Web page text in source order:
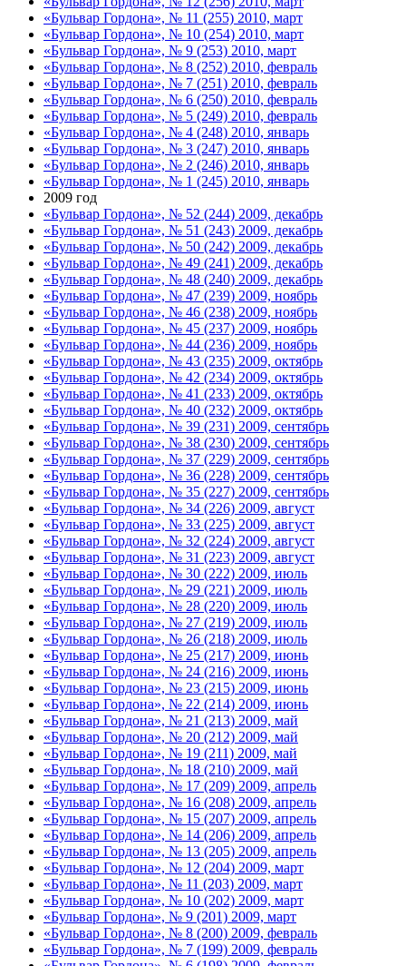
«Бульвар Гордона», № 11 (255) 2010, март
«Бульвар Гордона», № 10 (254) 2010, март
«Бульвар Гордона», № 9 (253) 2010, март
«Бульвар Гордона», № 8 (252) 2010, февраль
«Бульвар Гордона», № 7 (251) 2010, февраль
«Бульвар Гордона», № 6 (250) 2010, февраль
«Бульвар Гордона», № 5 (249) 2010, февраль
«Бульвар Гордона», № 4 (248) 2010, январь
«Бульвар Гордона», № 3 (247) 2010, январь
«Бульвар Гордона», № 2 (246) 2010, январь
«Бульвар Гордона», № 1 (245) 2010, январь
2009 год
«Бульвар Гордона», № 52 (244) 2009, декабрь
«Бульвар Гордона», № 51 (243) 2009, декабрь
«Бульвар Гордона», № 50 (242) 2009, декабрь
«Бульвар Гордона», № 49 (241) 2009, декабрь
«Бульвар Гордона», № 48 (240) 2009, декабрь
«Бульвар Гордона», № 47 (239) 2009, ноябрь
«Бульвар Гордона», № 46 (238) 2009, ноябрь
«Бульвар Гордона», № 45 (237) 2009, ноябрь
«Бульвар Гордона», № 44 (236) 2009, ноябрь
«Бульвар Гордона», № 43 (235) 2009, октябрь
«Бульвар Гордона», № 42 (234) 2009, октябрь
«Бульвар Гордона», № 41 (233) 2009, октябрь
«Бульвар Гордона», № 40 (232) 2009, октябрь
«Бульвар Гордона», № 39 (231) 2009, сентябрь
«Бульвар Гордона», № 38 (230) 2009, сентябрь
«Бульвар Гордона», № 37 (229) 2009, сентябрь
«Бульвар Гордона», № 36 (228) 2009, сентябрь
«Бульвар Гордона», № 35 (227) 2009, сентябрь
«Бульвар Гордона», № 34 (226) 2009, август
«Бульвар Гордона», № 33 (225) 2009, август
«Бульвар Гордона», № 32 (224) 2009, август
«Бульвар Гордона», № 31 (223) 2009, август
«Бульвар Гордона», № 30 (222) 2009, июль
«Бульвар Гордона», № 29 (221) 2009, июль
«Бульвар Гордона», № 28 (220) 2009, июль
«Бульвар Гордона», № 27 (219) 2009, июль
«Бульвар Гордона», № 26 (218) 2009, июль
«Бульвар Гордона», № 25 (217) 2009, июнь
«Бульвар Гордона», № 24 (216) 2009, июнь
«Бульвар Гордона», № 23 (215) 2009, июнь
«Бульвар Гордона», № 22 (214) 2009, июнь
«Бульвар Гордона», № 21 (213) 2009, май
«Бульвар Гордона», № 20 (212) 2009, май
«Бульвар Гордона», № 19 (211) 2009, май
«Бульвар Гордона», № 18 (210) 2009, май
«Бульвар Гордона», № 17 (209) 2009, апрель
«Бульвар Гордона», № 16 (208) 2009, апрель
«Бульвар Гордона», № 15 (207) 2009, апрель
«Бульвар Гордона», № 14 (206) 2009, апрель
«Бульвар Гордона», № 13 (205) 2009, апрель
«Бульвар Гордона», № 12 (204) 2009, март
«Бульвар Гордона», № 11 (203) 2009, март
«Бульвар Гордона», № 10 (202) 2009, март
«Бульвар Гордона», № 9 (201) 2009, март
«Бульвар Гордона», № 8 (200) 2009, февраль
«Бульвар Гордона», № 7 (199) 2009, февраль